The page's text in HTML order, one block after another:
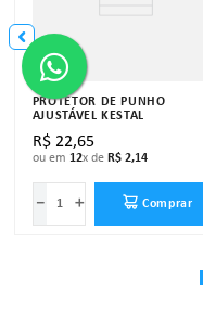
PROTETOR DE PUNHO
AJUSTÁVEL KESTAL
R$ 22,65
ou em 12x de R$ 2,14
＋
－ Comprar